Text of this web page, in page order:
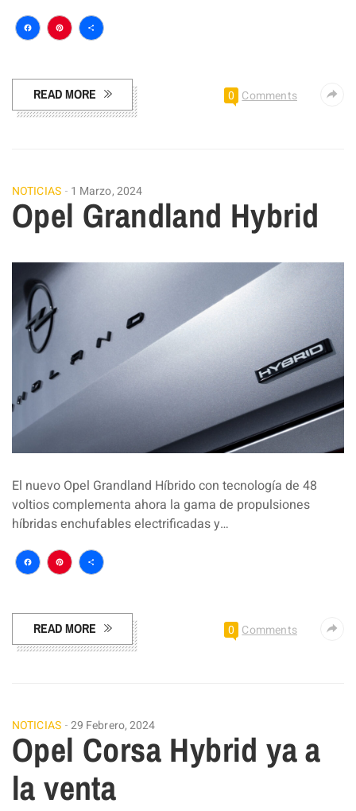
Facebook
Pinterest
Compartir
READ MORE 0 Comments
NOTICIAS 1 Marzo, 2024
Opel Grandland Hybrid
El nuevo Opel Grandland Híbrido con tecnología de 48
voltios complementa ahora la gama de propulsiones
híbridas enchufables electrificadas y…
Facebook
Pinterest
Compartir
READ MORE 0 Comments
NOTICIAS 29 Febrero, 2024
Opel Corsa Hybrid ya a
la venta